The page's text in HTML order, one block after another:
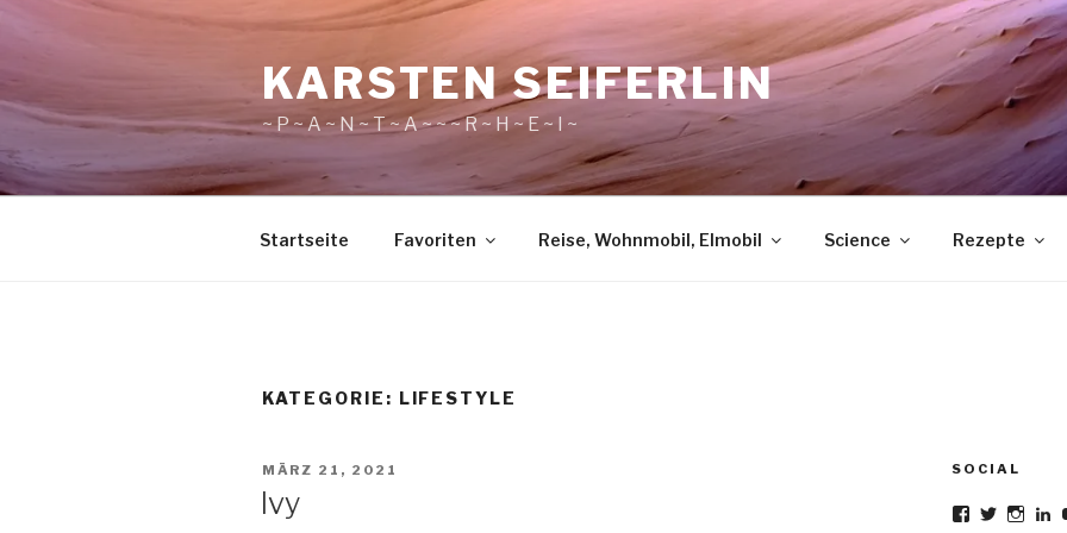
KARSTEN SEIFERLIN
~ P ~ A ~ N ~ T ~ A ~ ~ ~ R ~ H ~ E ~ I ~
Startseite Favoriten Reise, Wohnmobil, Elmobil Science Rezepte
KATEGORIE: LIFESTYLE
VERÖFFENTLICHT
MÄRZ 21, 2021
Ivy
SOCIAL
ProfilProfilProfil